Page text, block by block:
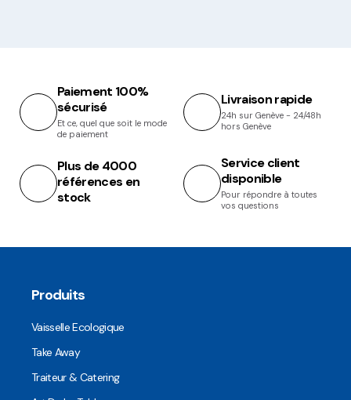
Paiement 100%
sécurisé
Et ce, quel que soit le mode
de paiement
Livraison rapide
24h sur Genève - 24/48h
hors Genève
Plus de 4000
références en
stock
Service client
disponible
Pour répondre à toutes
vos questions
Produits
Vaisselle Ecologique
Take Away
Traiteur & Catering